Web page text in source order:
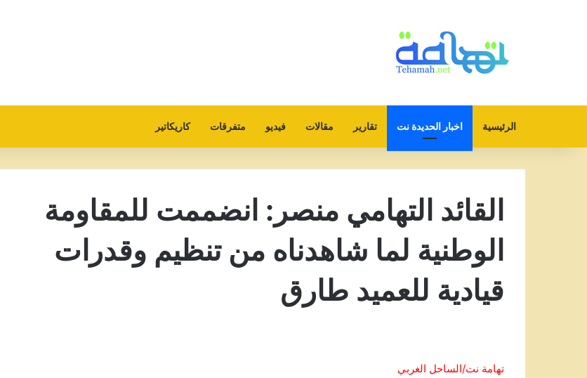
الرئيسية اخبار الحديدة نت تقارير مقالات فيديو متفرقات كاريكاتير
القائد التهامي منصر: انضممت للمقاومة
الوطنية لما شاهدناه من تنظيم وقدرات
قيادية للعميد طارق
تهامة نت/الساحل الغربي